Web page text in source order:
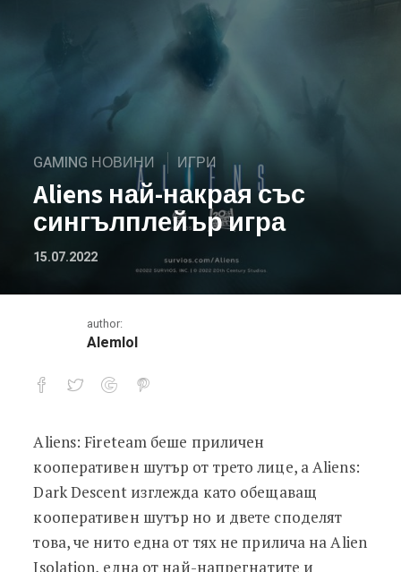
GAMING НОВИНИ ИГРИ
Aliens най-накрая със
сингълплейър игра
15.07.2022
author:
Alemlol
Aliens най-накрая със
Aliens: Fireteam беше приличен
кооперативен шутър от трето лице, а Aliens:
Dark Descent изглежда като обещаващ
кооперативен шутър но и двете споделят
това, че нито една от тях не прилича на Alien
Isolation, една от най-напрегнатите и